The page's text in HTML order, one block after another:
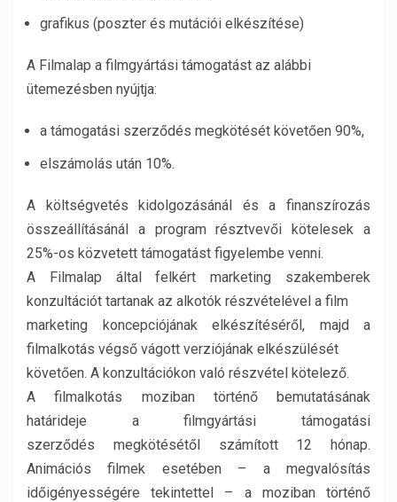
grafikus (poszter és mutációi elkészítése)
A Filmalap a filmgyártási támogatást az alábbi
ütemezésben nyújtja:
a támogatási szerződés megkötését követően 90%,
elszámolás után 10%.
A költségvetés kidolgozásánál és a finanszírozás
összeállításánál a program résztvevői kötelesek a
25%-os közvetett támogatást figyelembe venni.
A Filmalap által felkért marketing szakemberek
konzultációt tartanak az alkotók részvételével a film
marketing koncepciójának elkészítéséről, majd a
filmalkotás végső vágott verziójának elkészülését
követően. A konzultációkon való részvétel kötelező.
A filmalkotás moziban történő bemutatásának
határideje a filmgyártási támogatási
szerződés megkötésétől számított 12 hónap.
Animációs filmek esetében – a megvalósítás
időigényességére tekintettel – a moziban történő